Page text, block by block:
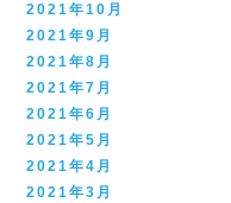
2021年10月
2021年9月
2021年8月
2021年7月
2021年6月
2021年5月
2021年4月
2021年3月